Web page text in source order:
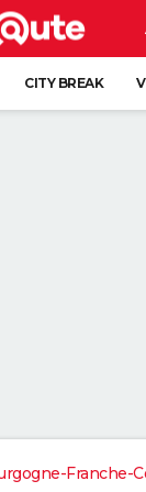
CITY BREAK
Franche-